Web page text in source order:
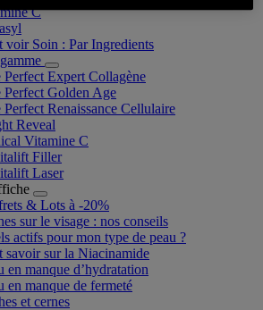
C
voir Soin : Par Ingredients
Perfect Expert Collagène
Perfect Golden Age
Perfect Renaissance Cellulaire
Reveal
Vitamine C
Filler
Laser
& Lots à -20%
sur le visage : nos conseils
actifs pour mon type de peau ?
savoir sur la Niacinamide​
en manque d’hydratation
en manque de fermeté
et cernes